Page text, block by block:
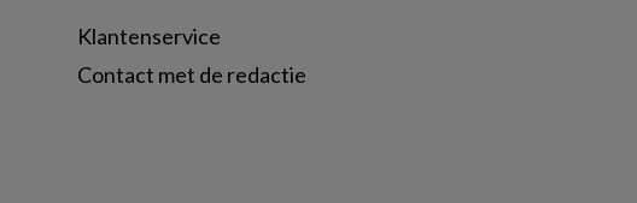
Klantenservice
Contact met de redactie